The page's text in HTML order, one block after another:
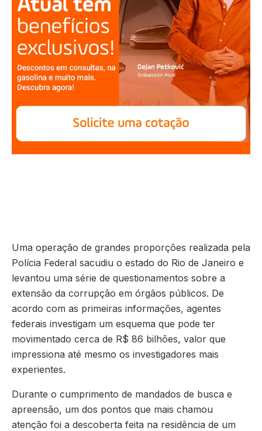
Uma operação de grandes proporções realizada pela
Polícia Federal sacudiu o estado do Rio de Janeiro e
levantou uma série de questionamentos sobre a
extensão da corrupção em órgãos públicos. De
acordo com as primeiras informações, agentes
federais investigam um esquema que pode ter
movimentado cerca de R$ 86 bilhões, valor que
impressiona até mesmo os investigadores mais
experientes.
Durante o cumprimento de mandados de busca e
apreensão, um dos pontos que mais chamou
atenção foi a descoberta feita na residência de um